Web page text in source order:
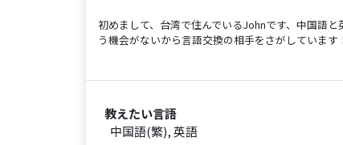
初めまして、台湾で住んでいるJohnです、中国語
う機会がないから言語交換の相手をさがしています
教えたい言語
中国語(繁), 英語